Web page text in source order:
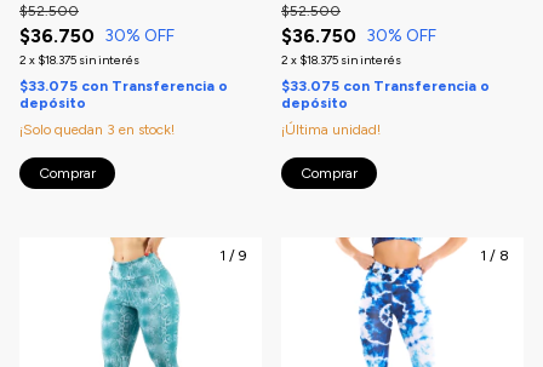
$36.750
$52.500
30% OFF
2 x $18.375 sin interés
$33.075 con Transferencia o
depósito
¡Solo quedan 3 en stock!
Comprar
$36.750
$52.500
30% OFF
2 x $18.375 sin interés
$33.075 con Transferencia o
depósito
¡Última unidad!
Comprar
1 / 9 1 / 8